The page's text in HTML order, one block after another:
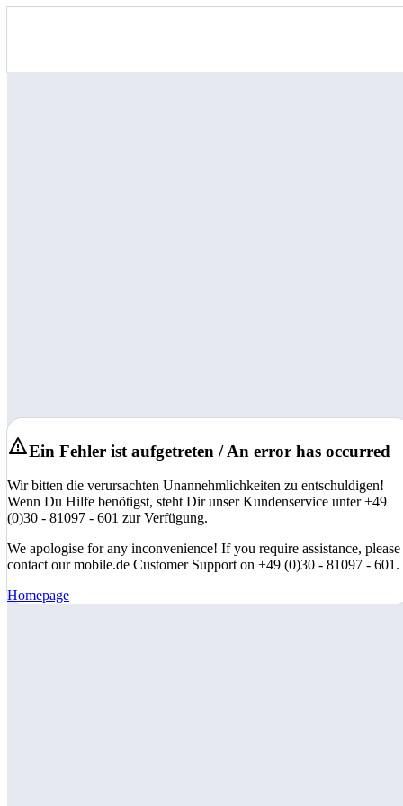
Ein Fehler ist aufgetreten / An error has occurred
Wir bitten die verursachten Unannehmlichkeiten zu entschuldigen!
Wenn Du Hilfe benötigst, steht Dir unser Kundenservice unter +49
(0)30 - 81097 - 601 zur Verfügung.
We apologise for any inconvenience! If you require assistance, please
contact our mobile.de Customer Support on +49 (0)30 - 81097 - 601.
Homepage